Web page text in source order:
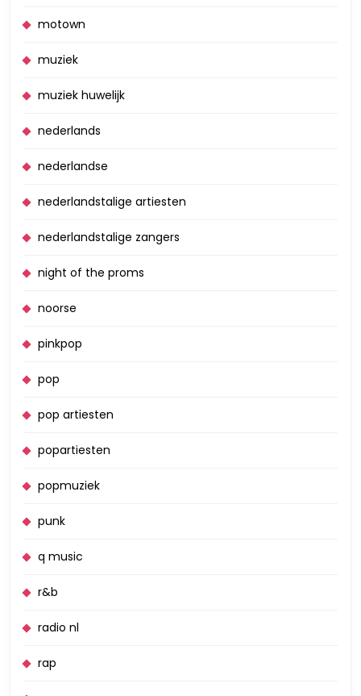
motown
muziek
muziek huwelijk
nederlands
nederlandse
nederlandstalige artiesten
nederlandstalige zangers
night of the proms
noorse
pinkpop
pop
pop artiesten
popartiesten
popmuziek
punk
q music
r&b
radio nl
rap